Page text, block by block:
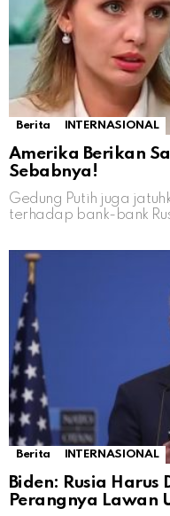
Berita INTERNASIONAL
Amerika Berikan
Sebabnya!
Gedung Putih juga
terhadap bank-bank
Berita INTERNASIONAL
Biden: Rusia
Perangnya Lawan